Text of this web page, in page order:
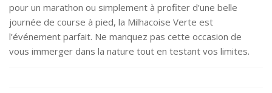
pour un marathon ou simplement à profiter d’une belle
journée de course à pied, la Milhacoise Verte est
l’événement parfait. Ne manquez pas cette occasion de
vous immerger dans la nature tout en testant vos limites.